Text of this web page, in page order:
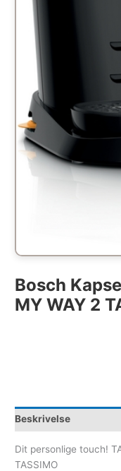
Bosch
MY WAY 2
Beskrivelse
Dit personlige touch!
TASSIMO